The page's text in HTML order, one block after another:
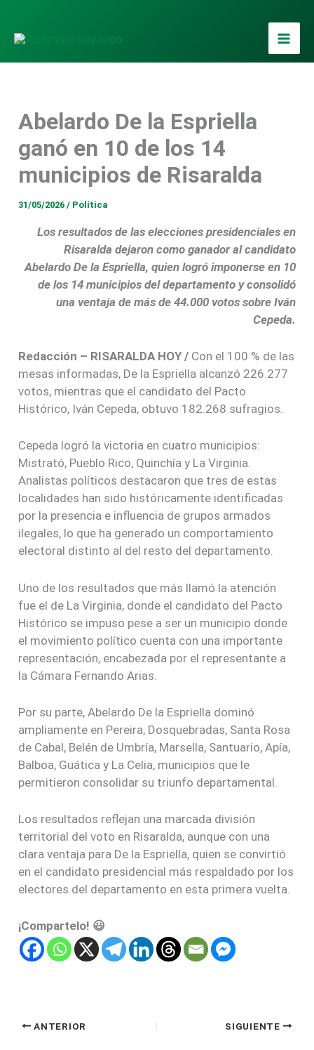
contenido
Abelardo De la Espriella
ganó en 10 de los 14
municipios de Risaralda
31/05/2026/ Política
Los resultados de las elecciones presidenciales en
Risaralda dejaron como ganador al candidato
Abelardo De la Espriella, quien logró imponerse en 10
de los 14 municipios del departamento y consolidó
una ventaja de más de 44.000 votos sobre Iván
Cepeda.
Redacción – RISARALDA HOY / Con el 100 % de las
mesas informadas, De la Espriella alcanzó 226.277
votos, mientras que el candidato del Pacto
Histórico, Iván Cepeda, obtuvo 182.268 sufragios.
Cepeda logró la victoria en cuatro municipios:
Mistrató, Pueblo Rico, Quinchía y La Virginia.
Analistas políticos destacaron que tres de estas
localidades han sido históricamente identificadas
por la presencia e influencia de grupos armados
ilegales, lo que ha generado un comportamiento
electoral distinto al del resto del departamento.
Uno de los resultados que más llamó la atención
fue el de La Virginia, donde el candidato del Pacto
Histórico se impuso pese a ser un municipio donde
el movimiento político cuenta con una importante
representación, encabezada por el representante a
la Cámara Fernando Arias.
Por su parte, Abelardo De la Espriella dominó
ampliamente en Pereira, Dosquebradas, Santa Rosa
de Cabal, Belén de Umbría, Marsella, Santuario, Apía,
Balboa, Guática y La Celia, municipios que le
permitieron consolidar su triunfo departamental.
Los resultados reflejan una marcada división
territorial del voto en Risaralda, aunque con una
clara ventaja para De la Espriella, quien se convirtió
en el candidato presidencial más respaldado por los
electores del departamento en esta primera vuelta.
¡Compartelo! 😃
ANTERIOR SIGUIENTE